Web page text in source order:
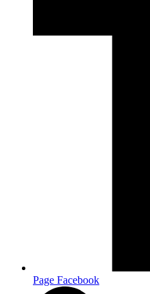
Page Facebook